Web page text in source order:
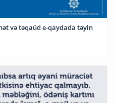
və təqaüd e-qaydada təyin